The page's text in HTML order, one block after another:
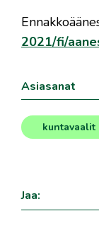
2021/fi/
Asiasanat
kuntavaalit
Jaa: